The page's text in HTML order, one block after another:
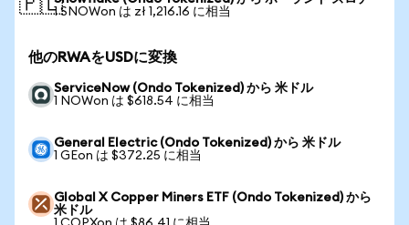
🇵🇱1 SNOWon は zł 1,216.16 に相当
他のRWAをUSDに変換
ServiceNow (Ondo Tokenized) から 米ドル
1 NOWon は $618.54 に相当
General Electric (Ondo Tokenized) から 米ドル
1 GEon は $372.25 に相当
Global X Copper Miners ETF (Ondo Tokenized) から
米ドル